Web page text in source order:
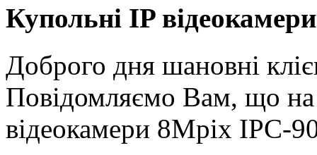
Купольні IP
Доброго дня шановні
Повідомляємо Вам, що на
відеокамери 8Mpix IPC-